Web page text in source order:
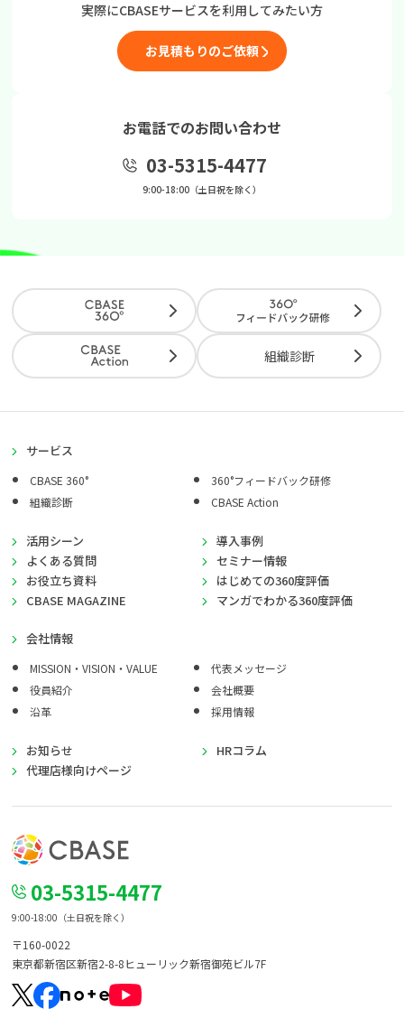
実際にCBASEサービスを利用してみたい方
お見積もりのご依頼
お電話でのお問い合わせ
03-5315-4477
9:00-18:00（土日祝を除く）
組織診断
サービス
CBASE 360°
360°フィードバック研修
組織診断
CBASE Action
活用シーン
導入事例
よくある質問
セミナー情報
お役立ち資料
はじめての360度評価
CBASE MAGAZINE
マンガでわかる360度評価
会社情報
MISSION・VISION・VALUE
代表メッセージ
役員紹介
会社概要
沿革
採用情報
お知らせ
HRコラム
代理店様向けページ
03-5315-4477
9:00-18:00（土日祝を除く）
〒160-0022
東京都新宿区新宿2-8-8ヒューリック新宿御苑ビル7F